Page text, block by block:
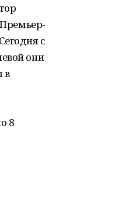
с
они
в
8